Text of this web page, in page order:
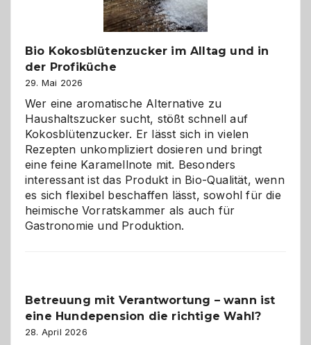
für
Hunde
eigenen
Bio Kokosblütenzucker im Alltag und in
der Profiküche
29. Mai 2026
Wer eine aromatische Alternative zu
Haushaltszucker sucht, stößt schnell auf
Kokosblütenzucker. Er lässt sich in vielen
Rezepten unkompliziert dosieren und bringt
eine feine Karamellnote mit. Besonders
interessant ist das Produkt in Bio-Qualität, wenn
es sich flexibel beschaffen lässt, sowohl für die
heimische Vorratskammer als auch für
Gastronomie und Produktion.
Betreuung mit Verantwortung – wann ist
eine Hundepension die richtige Wahl?
28. April 2026